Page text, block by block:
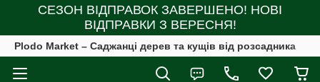
СЕЗОН ВІДПРАВОК ЗАВЕРШЕНО! НОВІ
ВІДПРАВКИ З ВЕРЕСНЯ!
Plodo Market – Саджанці дерев та кущів від розсадника